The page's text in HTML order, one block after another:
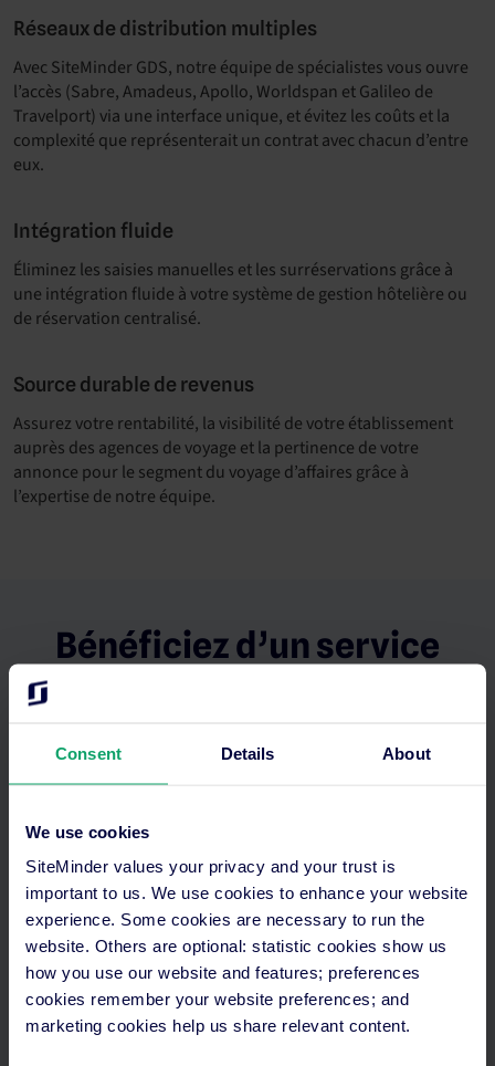
Consent Details About
We use cookies
SiteMinder values your privacy and your trust is
important to us. We use cookies to enhance your website
experience. Some cookies are necessary to run the
website. Others are optional: statistic cookies show us
how you use our website and features; preferences
cookies remember your website preferences; and
marketing cookies help us share relevant content.
Réseaux de distribution multiples
Avec SiteMinder GDS, notre équipe de spécialistes vous ouvre
l’accès (Sabre, Amadeus, Apollo, Worldspan et Galileo de
Travelport) via une interface unique, et évitez les coûts et la
complexité que représenterait un contrat avec chacun d’entre
eux.
Intégration fluide
Éliminez les saisies manuelles et les surréservations grâce à
une intégration fluide à votre système de gestion hôtelière ou
de réservation centralisé.
Source durable de revenus
Assurez votre rentabilité, la visibilité de votre établissement
auprès des agences de voyage et la pertinence de votre
annonce pour le segment du voyage d’affaires grâce à
l’expertise de notre équipe.
Bénéficiez d’un service